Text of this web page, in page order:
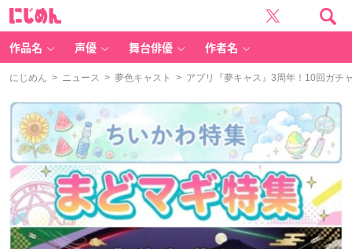
作品名 声優 舞台俳優 作者名
にじめん > ニュース > 夢色キャスト > アプリ『夢キャス』3周年！10回ガチ